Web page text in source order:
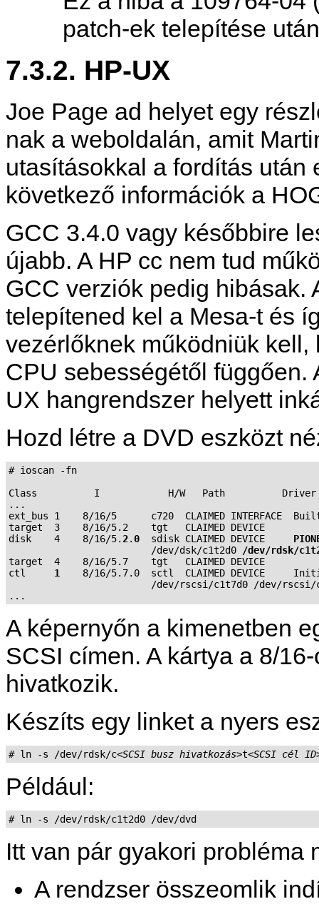
patch-ek telepítése
7.3.2. HP-UX
Joe Page ad helyet egy
nak a weboldalán, amit
utasításokkal a fordítás után
következő információk a
GCC 3.4.0 vagy későbbire
újabb. A HP cc nem tud
GCC verziók pedig hibásak.
telepítened kel a Mesa-t és
vezérlőknek működniük
CPU sebességétől függően.
UX hangrendszer helyett
Hozd létre a DVD eszközt
# ioscan -fn
Class          I            H/W   Path          Driver
...
ext_bus 1    8/16/5      c720  CLAIMED INTERFACE
target  3    8/16/5.2    tgt   CLAIMED DEVICE
disk    4    8/16/5.2.0
  sdisk CLAIMED DEVICE
                         /dev/dsk/c1t2d0
/dev/rdsk/
target  4    8/16/5.7    tgt   CLAIMED DEVICE
ctl 1
8/16/5.7.0  sctl  CLAIMED DEVICE
/dev/rscsi/c1t7d0 /dev/
A képernyőn a kimenetben
SCSI címen. A kártya a 8/
hivatkozik.
Készíts egy linket a nyers
# ln -s /dev/rdsk/c<SCSI busz hivatkozás>t<SCSI cél
Például:
# ln -s /dev/rdsk/c1t2d0 /dev/dvd
Itt van pár gyakori probléma
A rendzser összeomlik